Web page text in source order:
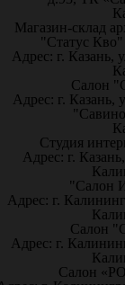
Магазин-склад
"Статус
Адрес: г. Казань,
Салон
Адрес: г.
Студия
Адрес: г.
"Салон
Адрес: г.
Салон
Адрес: г.
Салон